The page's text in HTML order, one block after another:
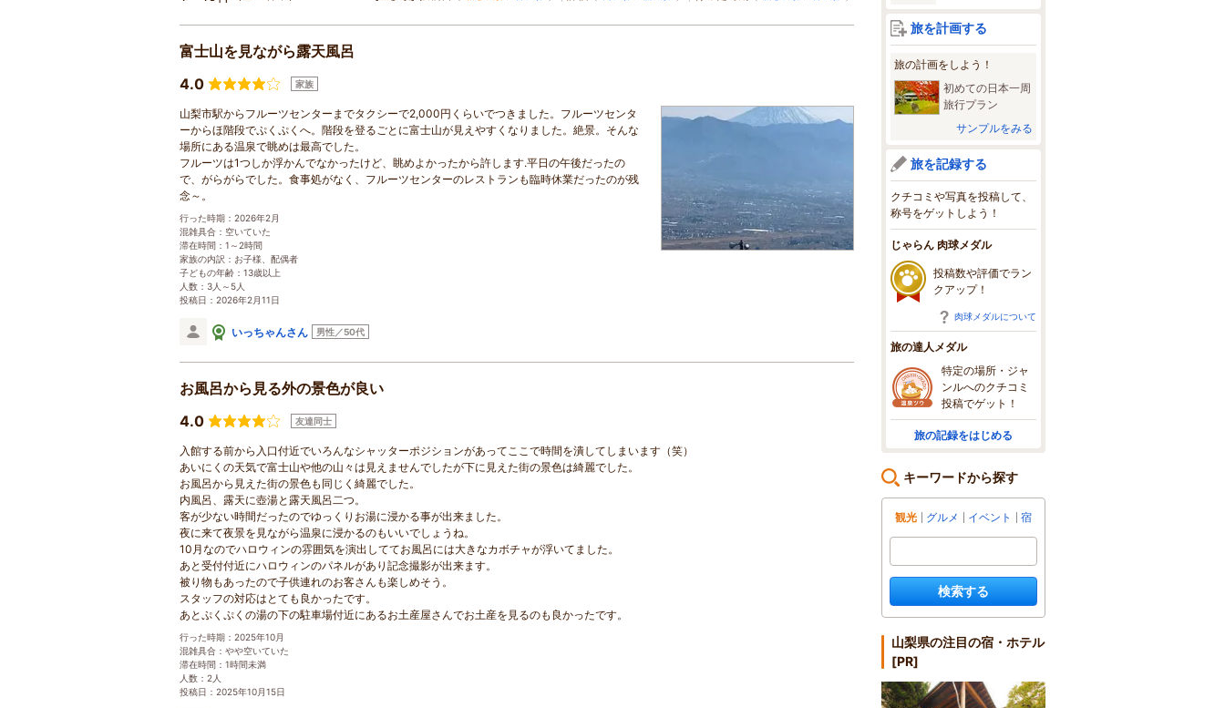
富士山を見ながら露天風呂
4.0
家族
山梨市駅からフルーツセンターまでタクシーで2,000円くらいでつきました。フルーツセンタ
ーからほ階段でぷくぷくへ。階段を登るごとに富士山が見えやすくなりました。絶景。そんな
場所にある温泉で眺めは最高でした。
フルーツは1つしか浮かんでなかったけど、眺めよかったから許します.平日の午後だったの
で、がらがらでした。食事処がなく、フルーツセンターのレストランも臨時休業だったのが残
念～。
行った時期：2026年2月
混雑具合：空いていた
滞在時間：1～2時間
家族の内訳：お子様、配偶者
子どもの年齢：13歳以上
人数：3人～5人
投稿日：2026年2月11日
いっちゃんさん 男性／50代
お風呂から見る外の景色が良い
4.0
友達同士
入館する前から入口付近でいろんなシャッターポジションがあってここで時間を潰してしまいます（笑）
あいにくの天気で富士山や他の山々は見えませんでしたが下に見えた街の景色は綺麗でした。
お風呂から見えた街の景色も同じく綺麗でした。
内風呂、露天に壺湯と露天風呂二つ。
客が少ない時間だったのでゆっくりお湯に浸かる事が出来ました。
夜に来て夜景を見ながら温泉に浸かるのもいいでしょうね。
10月なのでハロウィンの雰囲気を演出しててお風呂には大きなカボチャが浮いてました。
あと受付付近にハロウィンのパネルがあり記念撮影が出来ます。
被り物もあったので子供連れのお客さんも楽しめそう。
スタッフの対応はとても良かったです。
あとぷくぷくの湯の下の駐車場付近にあるお土産屋さんでお土産を見るのも良かったです。
行った時期：2025年10月
混雑具合：やや空いていた
滞在時間：1時間未満
人数：2人
投稿日：2025年10月15日
旅を計画する
旅の計画をしよう！
初めての日本一周
旅行プラン
サンプルをみる
旅を記録する
クチコミや写真を投稿して、
称号をゲットしよう！
じゃらん 肉球メダル
投稿数や評価でラン
クアップ！
肉球メダルについて
旅の達人メダル
特定の場所・ジャ
ンルへのクチコミ
投稿でゲット！
旅の記録をはじめる
キーワードから探す
観光 グルメ イベント 宿
検索する
山梨県の注目の宿・ホテル
[PR]